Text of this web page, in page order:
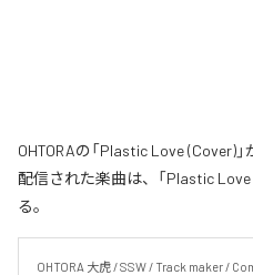
OHTORAの「Plastic Love (Cover)
配信された楽曲は、「Plastic
る。
OHTORA 大虎 / SSW / Track maker /